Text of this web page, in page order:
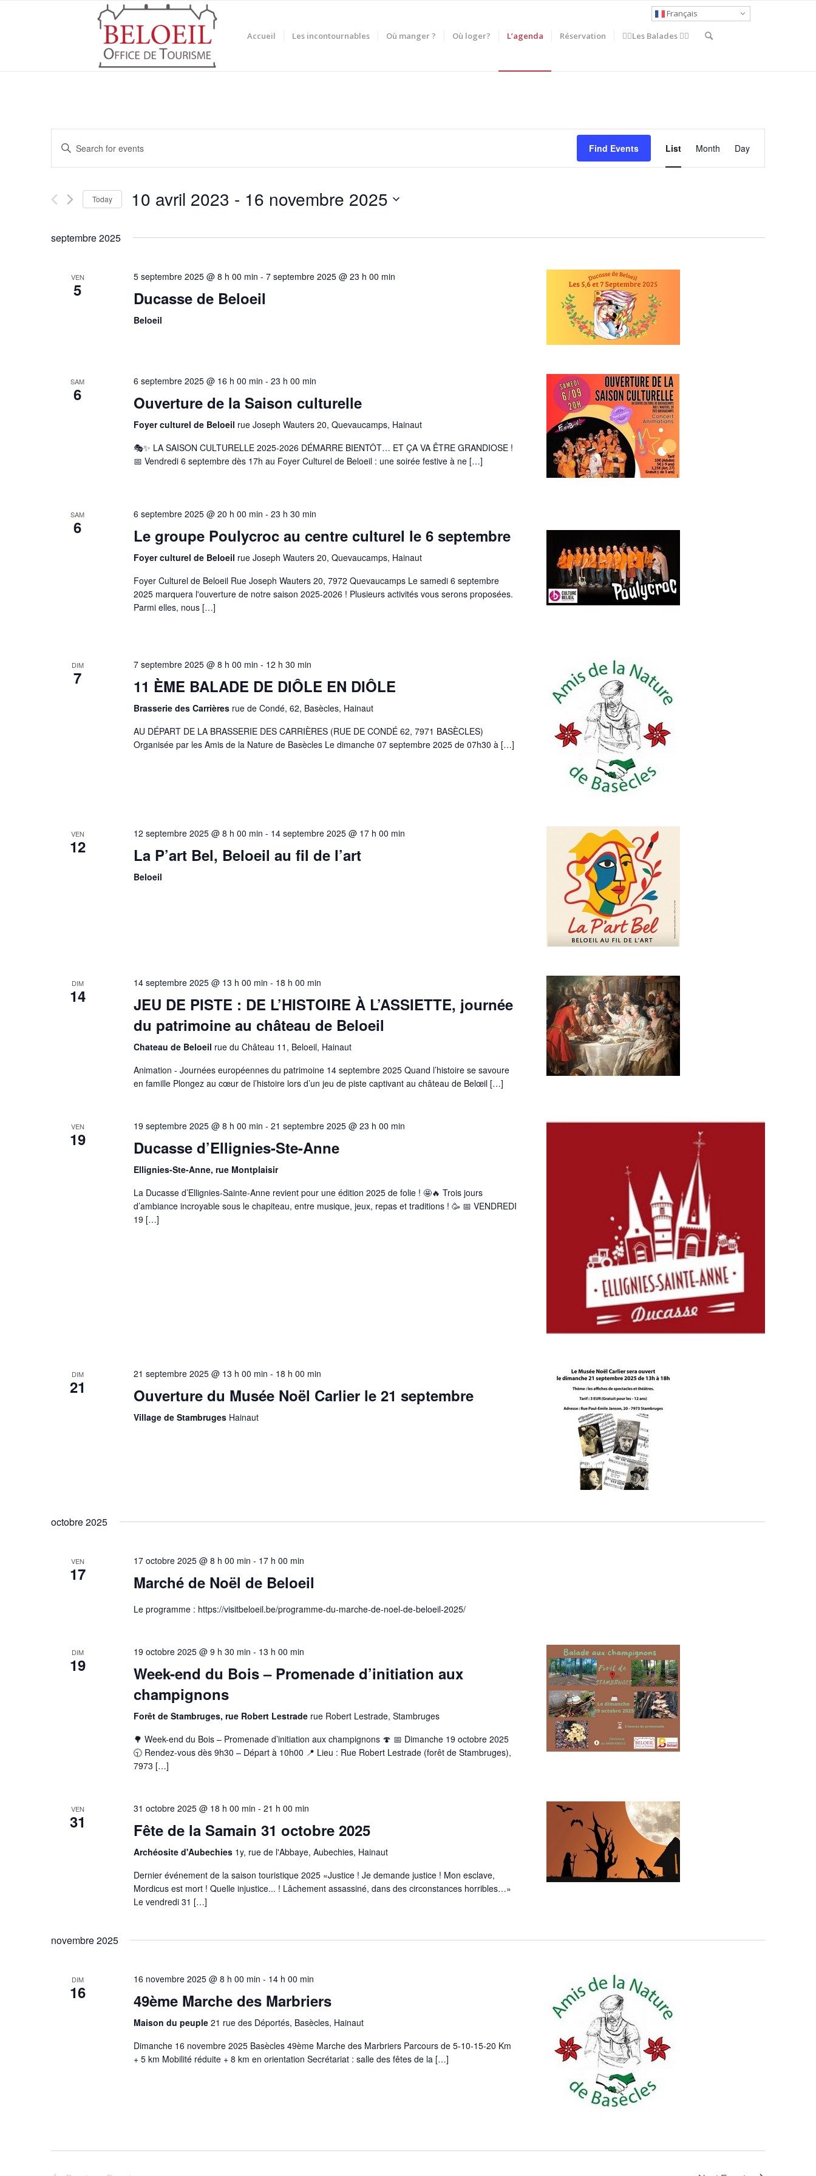
Accueil Les incontournables Où manger ? Où loger? L’agenda Réservation 🚶‍♀️Les Balades 🚴‍♂️
Events
Search
and
Views
Navigation
Enter
Keyword.
Search
Events
by
Find Events
Views
List Month Day
Today 10 avril 2023 - 16 novembre 2025
septembre 2025
VEN
5
5 septembre 2025 @ 8 h 00 min - 7 septembre 2025 @ 23 h 00 min
Ducasse de Beloeil
Beloeil
SAM
6
6 septembre 2025 @ 16 h 00 min - 23 h 00 min
Ouverture de la Saison culturelle
Foyer culturel de Beloeil rue Joseph Wauters 20, Quevaucamps, Hainaut
🎭✨ LA SAISON CULTURELLE 2025-2026 DÉMARRE BIENTÔT… ET ÇA VA ÊTRE GRANDIOSE !
📅 Vendredi 6 septembre dès 17h au Foyer Culturel de Beloeil : une soirée festive à ne […]
SAM
6
6 septembre 2025 @ 20 h 00 min - 23 h 30 min
Le groupe Poulycroc au centre culturel le 6 septembre
Foyer culturel de Beloeil rue Joseph Wauters 20, Quevaucamps, Hainaut
Foyer Culturel de Beloeil Rue Joseph Wauters 20, 7972 Quevaucamps Le samedi 6 septembre
2025 marquera l'ouverture de notre saison 2025-2026 ! Plusieurs activités vous serons proposées.
Parmi elles, nous […]
DIM
7
7 septembre 2025 @ 8 h 00 min - 12 h 30 min
11 ÈME BALADE DE DIÔLE EN DIÔLE
Brasserie des Carrières rue de Condé, 62, Basècles, Hainaut
AU DÉPART DE LA BRASSERIE DES CARRIÈRES (RUE DE CONDÉ 62, 7971 BASÈCLES)
Organisée par les Amis de la Nature de Basècles Le dimanche 07 septembre 2025 de 07h30 à […]
VEN
12
12 septembre 2025 @ 8 h 00 min - 14 septembre 2025 @ 17 h 00 min
La P’art Bel, Beloeil au fil de l’art
Beloeil
DIM
14
14 septembre 2025 @ 13 h 00 min - 18 h 00 min
JEU DE PISTE : DE L’HISTOIRE À L’ASSIETTE, journée
du patrimoine au château de Beloeil
Chateau de Beloeil rue du Château 11, Beloeil, Hainaut
Animation - Journées européennes du patrimoine 14 septembre 2025 Quand l’histoire se savoure
en famille Plongez au cœur de l’histoire lors d’un jeu de piste captivant au château de Belœil […]
VEN
19
19 septembre 2025 @ 8 h 00 min - 21 septembre 2025 @ 23 h 00 min
Ducasse d’Ellignies-Ste-Anne
Ellignies-Ste-Anne, rue Montplaisir
La Ducasse d’Ellignies-Sainte-Anne revient pour une édition 2025 de folie ! 🤩🔥 Trois jours
d’ambiance incroyable sous le chapiteau, entre musique, jeux, repas et traditions ! 🥳 📅 VENDREDI
19 […]
DIM
21
21 septembre 2025 @ 13 h 00 min - 18 h 00 min
Ouverture du Musée Noël Carlier le 21 septembre
Village de Stambruges Hainaut
octobre 2025
VEN
17
17 octobre 2025 @ 8 h 00 min - 17 h 00 min
Marché de Noël de Beloeil
Le programme : https://visitbeloeil.be/programme-du-marche-de-noel-de-beloeil-2025/
DIM
19
19 octobre 2025 @ 9 h 30 min - 13 h 00 min
Week-end du Bois – Promenade d’initiation aux
champignons
Forêt de Stambruges, rue Robert Lestrade rue Robert Lestrade, Stambruges
🌳 Week-end du Bois – Promenade d’initiation aux champignons 🍄 📅 Dimanche 19 octobre 2025
🕤 Rendez-vous dès 9h30 – Départ à 10h00 📍 Lieu : Rue Robert Lestrade (forêt de Stambruges),
7973 […]
VEN
31
31 octobre 2025 @ 18 h 00 min - 21 h 00 min
Fête de la Samain 31 octobre 2025
Archéosite d'Aubechies 1y, rue de l'Abbaye, Aubechies, Hainaut
Dernier événement de la saison touristique 2025 «Justice ! Je demande justice ! Mon esclave,
Mordicus est mort ! Quelle injustice... ! Lâchement assassiné, dans des circonstances horribles…»
Le vendredi 31 […]
novembre 2025
DIM
16
16 novembre 2025 @ 8 h 00 min - 14 h 00 min
49ème Marche des Marbriers
Maison du peuple 21 rue des Déportés, Basècles, Hainaut
Dimanche 16 novembre 2025 Basècles 49ème Marche des Marbriers Parcours de 5-10-15-20 Km
+ 5 km Mobilité réduite + 8 km en orientation Secrétariat : salle des fêtes de la […]
Français